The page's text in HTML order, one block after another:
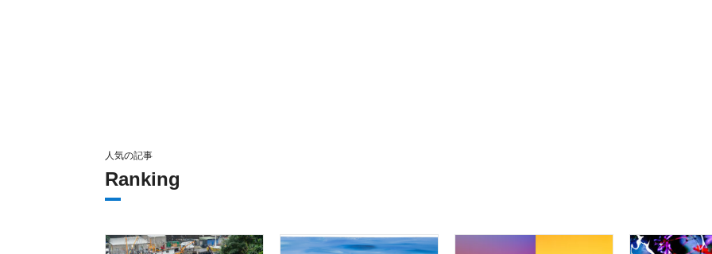
人気の記事
Ranking